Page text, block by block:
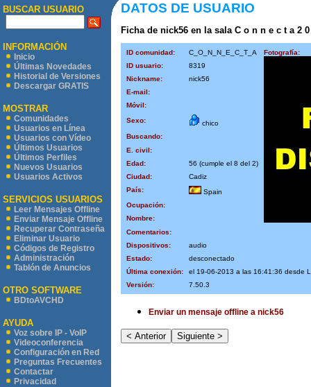
BUSCAR USUARIO
INFORMACIÓN
Inicio
Últimas Novedades
Historial de Versiones
Descargar GRATIS
MOSTRAR
Comunidades
Usuarios en Línea
Usuarios con Vídeo
Últimos Usuarios
Últimos Perfiles
Nuevos Usuarios
Usuarios Activos
SERVICIOS USUARIOS
Leer Mensajes Offline
Enviar Mensaje Offline
Recuperar Contraseña
Eliminar Usuario
Códigos de Registro
Administración
Tablón de Anuncios
OTRO SOFTWARE
BDtoAVCHD
AYUDA
Voz sobre IP - VoIP
Videoconferencia
Configuración en Red
Preguntas Frecuentes
Contactar
Privacidad
DATOS DE USUARIO
Ficha de nick56 en la sala C o n n e c t a 2
ID comunidad: C_O_N_N_E_C_T_A
Fotografía:
ID usuario:
8319
Nickname:
nick56
E-mail:
Móvil:
Sexo:
chico
Buscando:
E. civil:
Edad:
56 (cumple el 8 del 2)
Ciudad:
Cadiz
País:
Spain
Ocupación:
Nombre:
Comentarios:
Dispositivos:
audio
Estado:
desconectado
Última conexión:
el 19-06-2013 a las 16:41:36 desde
Versión:
7.50.3
Enviar un mensaje offline a nick56